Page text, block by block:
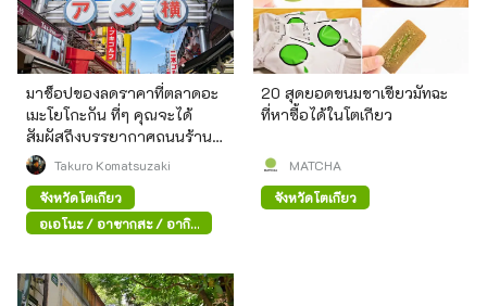
มาช็อปของลดราคาที่ตลาดอะ
เมะโยโกะกัน ที่ๆ คุณจะได้
สัมผัสถึงบรรยากาศถนนร้าน
ค้าสมัยก่อน
Takuro Komatsuzaki
จังหวัดโตเกียว
อุเอโนะ / อาซากุสะ / อากิ
ฮาบาระ
20 สุดยอดขนมชาเขียวมัทฉะ
ที่หาซื้อได้ในโตเกียว
MATCHA
จังหวัดโตเกียว